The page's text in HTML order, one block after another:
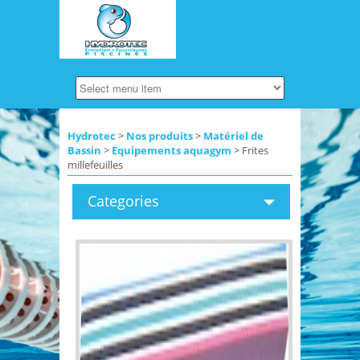
Hydrotec > Nos produits> Matériel de
Bassin > Equipements aquagym > Frites
millefeuilles
Categories